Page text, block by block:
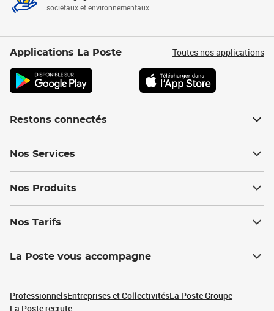
sociétaux et environnementaux
Applications La Poste Toutes nos applications
Restons connectés
Nos Services
Nos Produits
Nos Tarifs
La Poste vous accompagne
ProfessionnelsEntreprises et CollectivitésLa Poste Groupe
La Poste recrute